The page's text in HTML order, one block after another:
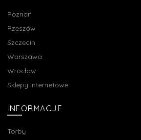
Poznań
Rzeszów
Szczecin
Warszawa
Wrocław
Sklepy Internetowe
INFORMACJE
Torby